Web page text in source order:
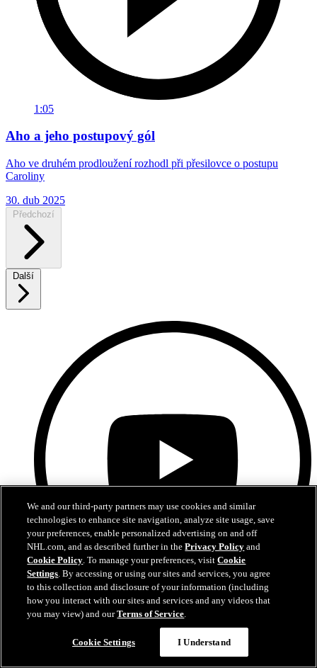
1:05
Aho a jeho postupový gól
Aho ve druhém prodloužení rozhodl při přesilovce o postupu
Caroliny
30. dub 2025
Předchozí
Další
YouTube
We and our third-party partners may use cookies and similar
technologies to enhance site navigation, analyze site usage, save
your preferences, enable personalized advertising on and off
NHL.com, and as described further in thePrivacy Policy and
Cookie Policy. To manage your preferences, visitCookie
Settings. By accessing or using our sites and services, you agree
to this collection and disclosure of your information (including
how you interact with our sites and services and any videos that
you may view) and ourTerms of Service.
Cookie Settings I Understand